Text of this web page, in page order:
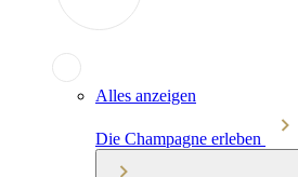
Alles anzeigen
Die Champagne erleben